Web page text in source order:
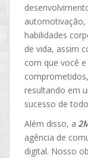
automotivação,
habilidades
de vida, assim
com que você
resultando em
sucesso de
Além disso, a
agência de
digital. Nosso